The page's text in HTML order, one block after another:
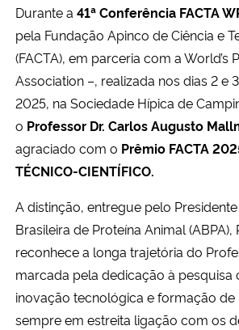
Gabinete de Segurança Institucional
Advocacia-Geral da União
Banco Central do Brasil
Planalto
Durante a 41ª Conferência FACTA
pela Fundação Apinco de Ciência e
(FACTA), em parceria com a World’s
Association –, realizada nos dias 2 e
2025, na Sociedade Hípica de
o Professor Dr. Carlos Augusto
agraciado com o Prêmio FACTA
TÉCNICO-CIENTÍFICO.
A distinção, entregue pelo
Brasileira de Proteína Animal (ABPA),
reconhece a longa trajetória do
marcada pela dedicação à pesquisa
inovação tecnológica e formação de
sempre em estreita ligação com os